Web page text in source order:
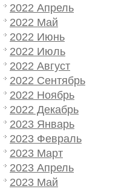
2022 Апрель
2022 Май
2022 Июнь
2022 Июль
2022 Август
2022 Сентябрь
2022 Ноябрь
2022 Декабрь
2023 Январь
2023 Февраль
2023 Март
2023 Апрель
2023 Май